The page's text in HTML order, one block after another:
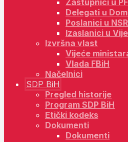
Zastupnici u
Delegati u
Poslanici u
Izaslanici u
Izvršna vlast
Vijeće
Vlada FBiH
Načelnici
SDP BiH
Pregled historije
Program SDP BiH
Etički kodeks
Dokumenti
Dokumenti